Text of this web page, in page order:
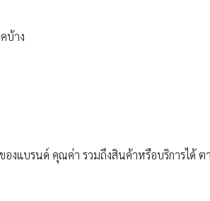
บ้าง
องแบรนด์ คุณค่า รวมถึงสินค้าหรือบริการได้ ต